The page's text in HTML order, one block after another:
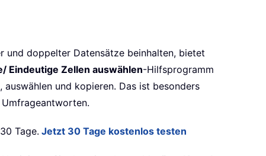
und doppelter Datensätze beinhalten, bietet
Eindeutige Zellen auswählen-Hilfsprogramm
und kopieren. Das ist besonders
Tage. Jetzt 30 Tage kostenlos testen